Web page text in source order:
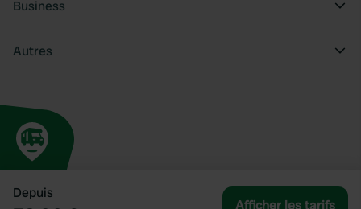
Depuis
Afficher les tarifs
Business
Autres